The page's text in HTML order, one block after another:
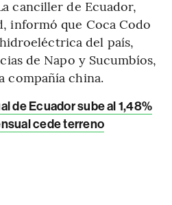
canciller de Ecuador,
informó que Coca Codo
del país,
de Napo y Sucumbíos,
compañía china.
de Ecuador sube al 1,48%
cede terreno